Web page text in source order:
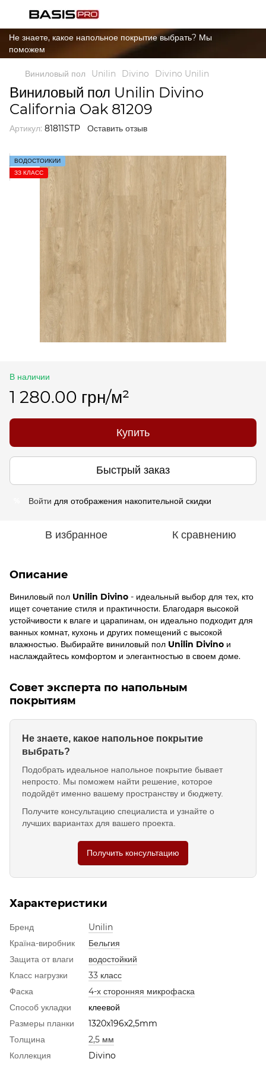
Не знаете, какое напольное покрытие выбрать? Мы
поможем
Виниловый пол Unilin Divino Divino Unilin
Виниловый пол Unilin Divino
California Oak 81209
Артикул: 81811STP Оставить отзыв
ВОДОСТОЙКИЙ
ЗЗ КЛАСС
В наличии
1 280.00 грн/м²
Купить
Быстрый заказ
Войти для отображения накопительной скидки
В избранное К сравнению
Описание
Виниловый пол Unilin Divino - идеальный выбор для тех, кто
ищет сочетание стиля и практичности. Благодаря высокой
устойчивости к влаге и царапинам, он идеально подходит для
ванных комнат, кухонь и других помещений с высокой
влажностью. Выбирайте виниловый пол Unilin Divino и
наслаждайтесь комфортом и элегантностью в своем доме.
Совет эксперта по напольным
покрытиям
Не знаете, какое напольное покрытие
выбрать?
Подобрать идеальное напольное покрытие бывает
непросто. Мы поможем найти решение, которое
подойдёт именно вашему пространству и бюджету.
Получите консультацию специалиста и узнайте о
лучших вариантах для вашего проекта.
Получить консультацию
Характеристики
Бренд
Unilin
Країна-виробник
Бельгия
Защита от влаги
водостойкий
Класс нагрузки
33 класс
Фаска
4-х сторонняя микрофаска
Способ укладки
клеевой
Размеры планки
1320x196x2,5mm
Толщина
2,5 мм
Коллекция
Divino